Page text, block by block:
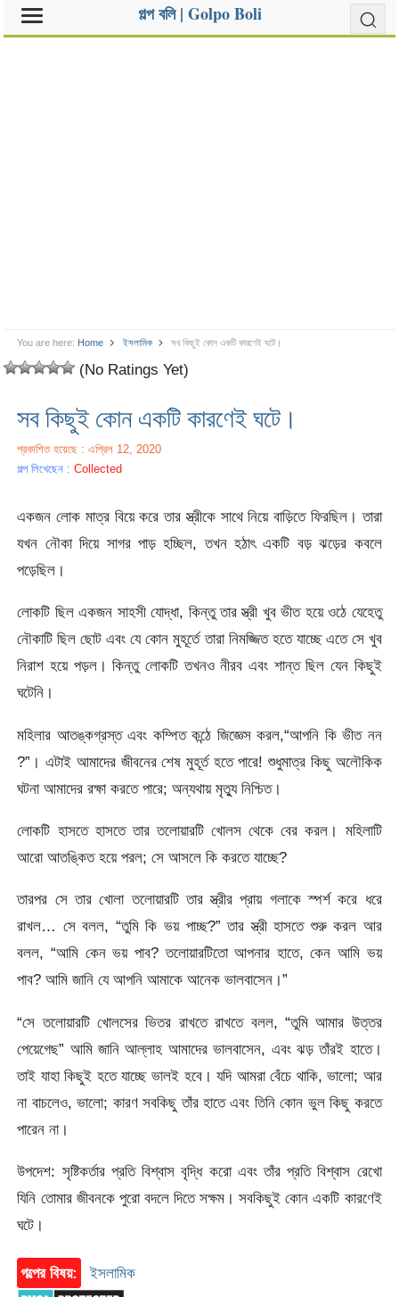
গল্প বলি | Golpo Boli
You are here: Home ইসলামিক সব কিছুই কোন একটি কারণেই ঘটে।
(No Ratings Yet)
সব কিছুই কোন একটি কারণেই ঘটে।
প্রকাশিত হয়েছে : এপ্রিল 12, 2020
গল্প লিখেছেন :Collected
একজন লোক মাত্র বিয়ে করে তার স্ত্রীকে সাথে নিয়ে বাড়িতে ফিরছিল। তারা
যখন নৌকা দিয়ে সাগর পাড় হচ্ছিল, তখন হঠাৎ একটি বড় ঝড়ের কবলে
পড়েছিল।
লোকটি ছিল একজন সাহসী যোদ্ধা, কিন্তু তার স্ত্রী খুব ভীত হয়ে ওঠে যেহেতু
নৌকাটি ছিল ছোট এবং যে কোন মুহূর্তে তারা নিমজ্জিত হতে যাচ্ছে এতে সে খুব
নিরাশ হয়ে পড়ল। কিন্তু লোকটি তখনও নীরব এবং শান্ত ছিল যেন কিছুই
ঘটেনি।
মহিলার আতঙ্কগ্রস্ত এবং কম্পিত কন্ঠে জিজ্ঞেস করল,“আপনি কি ভীত নন
?”। এটাই আমাদের জীবনের শেষ মুহূর্ত হতে পারে! শুধুমাত্র কিছু অলৌকিক
ঘটনা আমাদের রক্ষা করতে পারে; অন্যথায় মৃত্যু নিশ্চিত।
লোকটি হাসতে হাসতে তার তলোয়ারটি খোলস থেকে বের করল। মহিলাটি
আরো আতঙ্কিত হয়ে পরল; সে আসলে কি করতে যাচ্ছে?
তারপর সে তার খোলা তলোয়ারটি তার স্ত্রীর প্রায় গলাকে স্পর্শ করে ধরে
রাখল… সে বলল, “তুমি কি ভয় পাচ্ছ?” তার স্ত্রী হাসতে শুরু করল আর
বলল, “আমি কেন ভয় পাব? তলোয়ারটিতো আপনার হাতে, কেন আমি ভয়
পাব? আমি জানি যে আপনি আমাকে আনেক ভালবাসেন।”
“সে তলোয়ারটি খোলসের ভিতর রাখতে রাখতে বলল, “তুমি আমার উত্তর
পেয়েগেছ” আমি জানি আল্লাহ আমাদের ভালবাসেন, এবং ঝড় তাঁরই হাতে।
তাই যাহা কিছুই হতে যাচ্ছে ভালই হবে। যদি আমরা বেঁচে থাকি, ভালো; আর
না বাচলেও, ভালো; কারণ সবকিছু তাঁর হাতে এবং তিনি কোন ভুল কিছু করতে
পারেন না।
উপদেশ: সৃষ্টিকর্তার প্রতি বিশ্বাস বৃদ্ধি করো এবং তাঁর প্রতি বিশ্বাস রেখো
যিনি তোমার জীবনকে পুরো বদলে দিতে সক্ষম। সবকিছুই কোন একটি কারণেই
ঘটে।
গল্পের বিষয়: ইসলামিক